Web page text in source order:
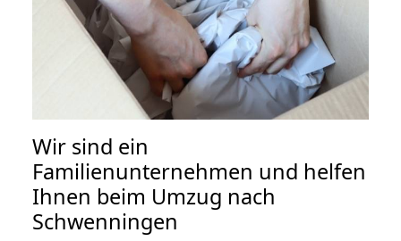
Wir sind ein
Familienunternehmen und helfen
Ihnen beim Umzug nach
Schwenningen